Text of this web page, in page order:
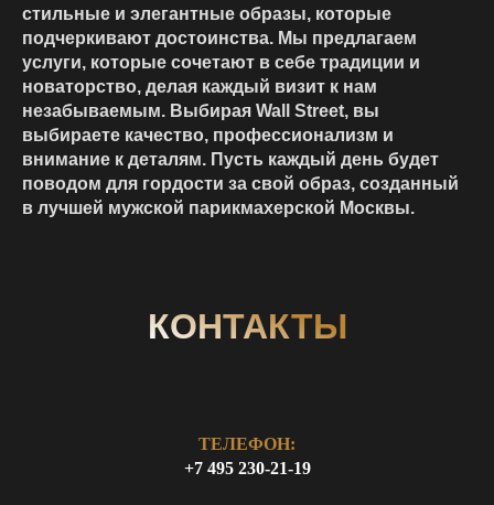
стильные и элегантные образы, которые
подчеркивают достоинства. Мы предлагаем
услуги, которые сочетают в себе традиции и
новаторство, делая каждый визит к нам
незабываемым. Выбирая Wall Street, вы
выбираете качество, профессионализм и
внимание к деталям. Пусть каждый день будет
поводом для гордости за свой образ, созданный
в лучшей мужской парикмахерской Москвы.
КОНТАКТЫ
ТЕЛЕФОН:
+7 495 230-21-19